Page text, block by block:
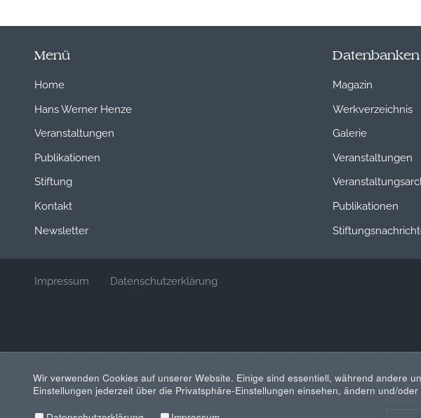
Menü
Home
Hans Werner Henze
Veranstaltungen
Publikationen
Stiftung
Kontakt
Newsletter
Datenbanken
Magazin
Werkverzeichnis
Galerie
Veranstaltungen
Publikationen
Impressum Datenschutzerklärung
Wir verwenden Cookies auf unserer Website. Einige sind essentiell, während andere
Einstellungen jederzeit über die Privatsphäre-Einstellungen einsehen, ändern und/